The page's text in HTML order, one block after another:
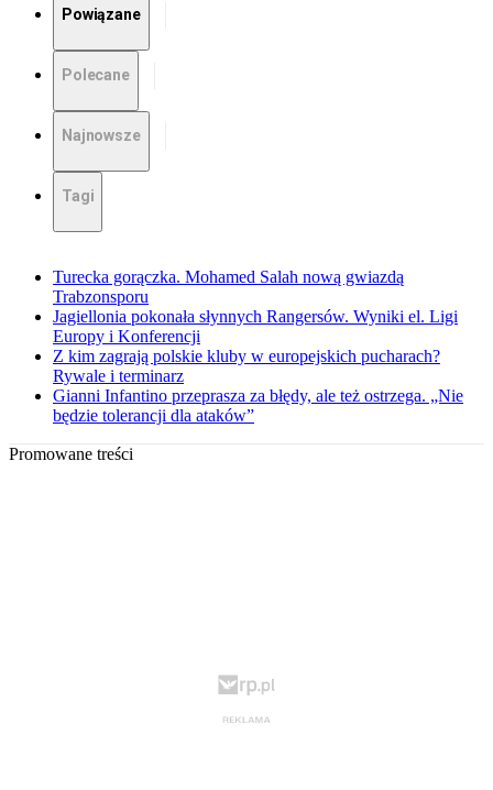
Powiązane
Polecane
Najnowsze
Tagi
Turecka gorączka. Mohamed Salah nową gwiazdą
Trabzonsporu
Jagiellonia pokonała słynnych Rangersów. Wyniki el. Ligi
Europy i Konferencji
Z kim zagrają polskie kluby w europejskich pucharach?
Rywale i terminarz
Gianni Infantino przeprasza za błędy, ale też ostrzega. „Nie
będzie tolerancji dla ataków”
Promowane treści